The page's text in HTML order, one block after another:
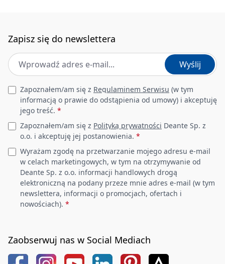
Głębokość [mm] 141
Udźwig [kg]
Zabezpieczenie szyb Tak
Do montażu na
szybach stałych
Zapisz się do newslettera
Adres e-mail *
Wyślij
Leave this field empty
Zapoznałem/am się z Regulaminem Serwisu (w tym
informacją o prawie do odstąpienia od umowy) i akceptuję
jego treść. *
Zapoznałem/am się z Polityką prywatności Deante Sp. z
o.o. i akceptuję jej postanowienia. *
Wyrażam zgodę na przetwarzanie mojego adresu e-mail
w celach marketingowych, w tym na otrzymywanie od
Deante Sp. z o.o. informacji handlowych drogą
elektroniczną na podany przeze mnie adres e-mail (w tym
newslettera, informacji o promocjach, ofertach i
nowościach). *
Zaobserwuj nas w Social Mediach